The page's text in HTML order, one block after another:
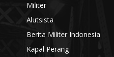
Militer
Alutsista
Berita Militer Indonesia
Kapal Perang